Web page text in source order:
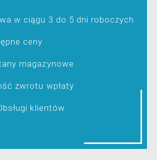
w ciągu 3 do 5 dni roboczych
ceny
magazynowe
zwrotu wpłaty
klientów